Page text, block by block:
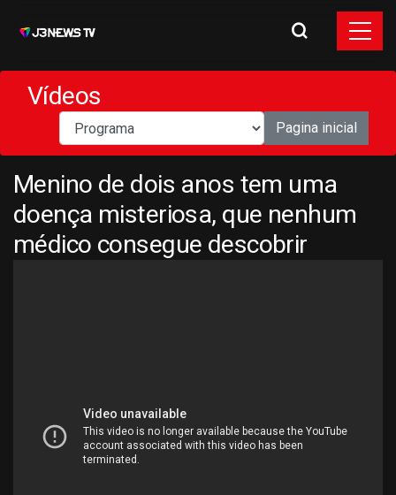
Vídeos
Pagina inicial
Menino de dois anos tem uma
doença misteriosa, que nenhum
médico consegue descobrir